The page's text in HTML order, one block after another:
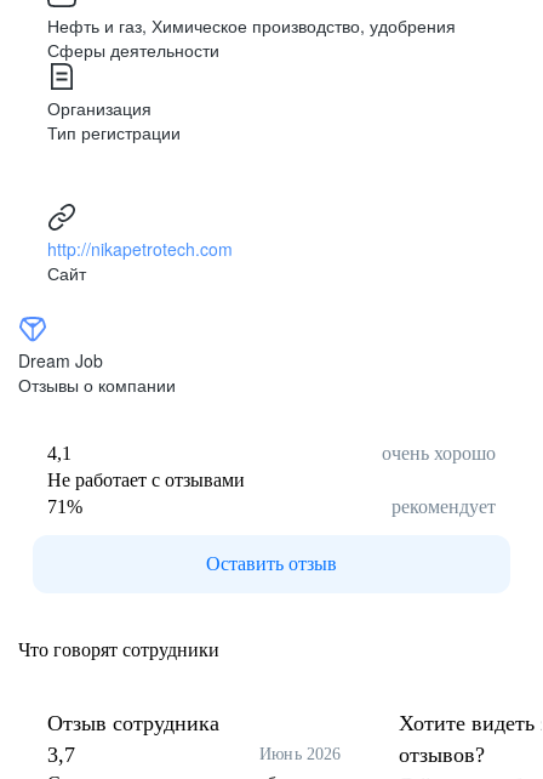
Нефть и газ, Химическое производство, удобрения
Сферы деятельности
Организация
Тип регистрации
http://nikapetrotech.com
Сайт
Dream Job
Отзывы о компании
4,1
очень хорошо
Не работает с отзывами
71% рекомендует
Оставить отзыв
Что говорят сотрудники
Отзыв сотрудника
3,7
Июнь 2026
Хотите видеть
отзывов?